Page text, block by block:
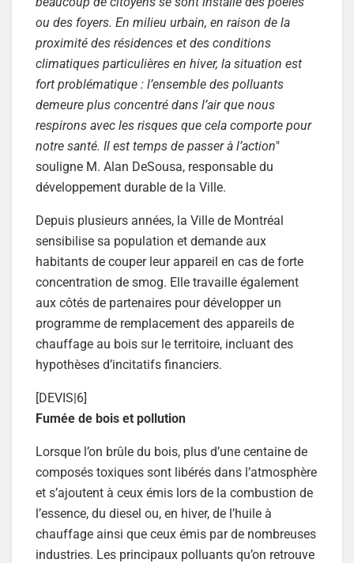
ou des foyers. En milieu urbain, en raison de la
proximité des résidences et des conditions
climatiques particulières en hiver, la situation est
fort problématique : l’ensemble des polluants
demeure plus concentré dans l’air que nous
respirons avec les risques que cela comporte pour
notre santé. Il est temps de passer à l’action"
souligne M. Alan DeSousa, responsable du
développement durable de la Ville.
Depuis plusieurs années, la Ville de Montréal
sensibilise sa population et demande aux
habitants de couper leur appareil en cas de forte
concentration de smog. Elle travaille également
aux côtés de partenaires pour développer un
programme de remplacement des appareils de
chauffage au bois sur le territoire, incluant des
hypothèses d’incitatifs financiers.
[DEVIS|6]
Fumée de bois et pollution
Lorsque l’on brûle du bois, plus d’une centaine de
composés toxiques sont libérés dans l’atmosphère
et s’ajoutent à ceux émis lors de la combustion de
l’essence, du diesel ou, en hiver, de l’huile à
chauffage ainsi que ceux émis par de nombreuses
industries. Les principaux polluants qu’on retrouve